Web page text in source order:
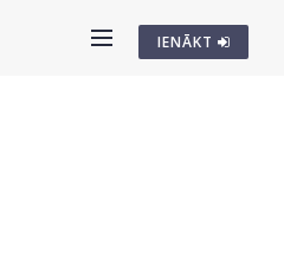
IENĀKT